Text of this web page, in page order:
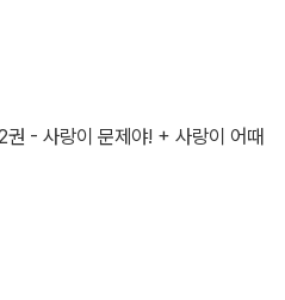
- 사랑이 문제야! + 사랑이 어때